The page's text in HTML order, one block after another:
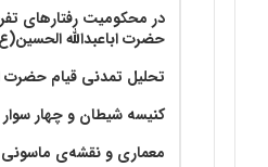
در محکومیت رفتارهای
حضرت اباعبدالله
تحلیل تمدنی قیام حضرت
کنیسه شیطان و چهار سوار
معماری و نقشه‌ی